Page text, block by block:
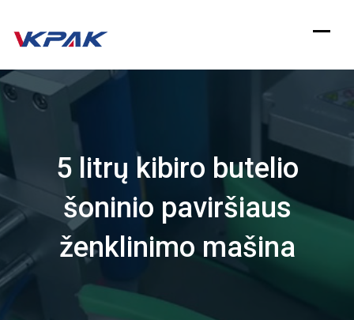
Pereiti
prie
5 litrų kibiro butelio
šoninio paviršiaus
ženklinimo mašina